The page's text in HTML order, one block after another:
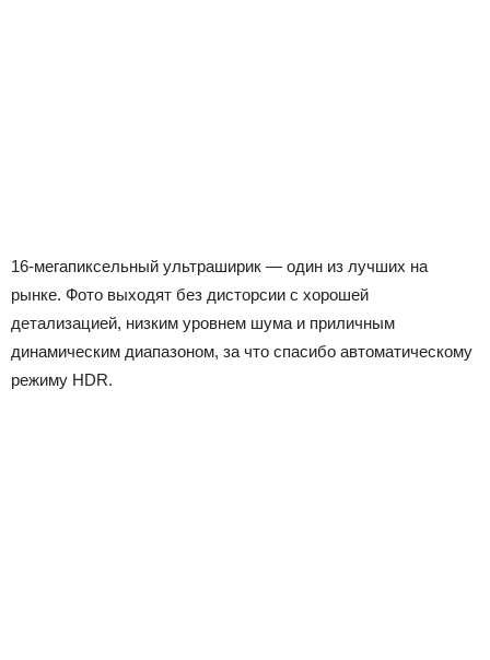
16-мегапиксельный ультраширик — один из лучших на
рынке. Фото выходят без дисторcии с хорошей
детализацией, низким уровнем шума и приличным
динамическим диапазоном, за что спасибо автоматическому
режиму HDR.